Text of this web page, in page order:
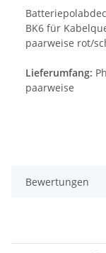
BK6 für
paarweise rot/
Lieferumfang:
paarweise
Bewertungen